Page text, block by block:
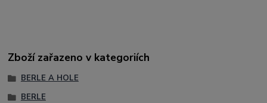
Zboží zařazeno v kategoriích
BERLE A HOLE
BERLE